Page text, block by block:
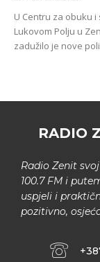
U Centru za obuku
Lukovom Polju u
zadužilo je nove
RADIO
Radio Zenit
100.7 FM i
uspjeli i
pozitivno,